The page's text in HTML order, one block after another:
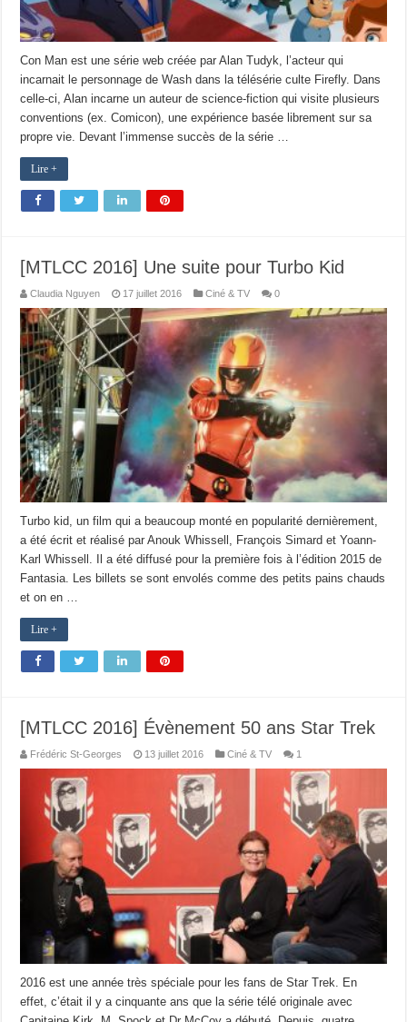
Con Man est une série web créée par Alan Tudyk, l’acteur qui
incarnait le personnage de Wash dans la télésérie culte Firefly. Dans
celle-ci, Alan incarne un auteur de science-fiction qui visite plusieurs
conventions (ex. Comicon), une expérience basée librement sur sa
propre vie. Devant l’immense succès de la série …
Lire +
[MTLCC 2016] Une suite pour Turbo Kid
Claudia Nguyen 17 juillet 2016 Ciné & TV 0
Turbo kid, un film qui a beaucoup monté en popularité dernièrement,
a été écrit et réalisé par Anouk Whissell, François Simard et Yoann-
Karl Whissell. Il a été diffusé pour la première fois à l’édition 2015 de
Fantasia. Les billets se sont envolés comme des petits pains chauds
et on en …
Lire +
[MTLCC 2016] Évènement 50 ans Star Trek
Frédéric St-Georges 13 juillet 2016 Ciné & TV 1
2016 est une année très spéciale pour les fans de Star Trek. En
effet, c’était il y a cinquante ans que la série télé originale avec